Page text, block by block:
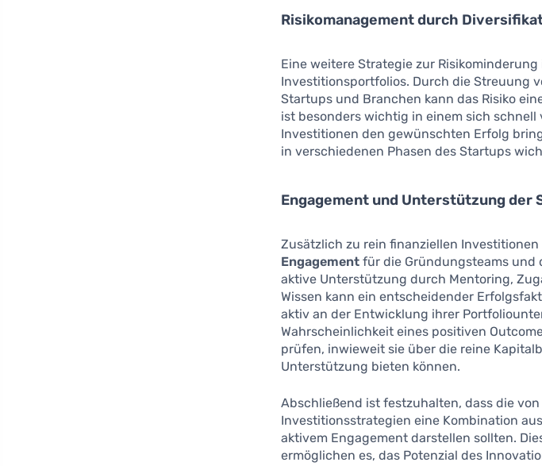
Risikomanagement durch
Eine weitere Strategie zur Risikominderung
Investitionsportfolios. Durch die Streuung
Startups und Branchen kann das Risiko
ist besonders wichtig in einem sich
Investitionen den gewünschten Erfolg
in verschiedenen Phasen des Startups
Engagement und Unterstützung der
Zusätzlich zu rein finanziellen
Engagement für die Gründungsteams und
aktive Unterstützung durch Mentoring,
Wissen kann ein entscheidender
aktiv an der Entwicklung ihrer
Wahrscheinlichkeit eines positiven
prüfen, inwieweit sie über die reine
Unterstützung bieten können.
Abschließend ist festzuhalten, dass die
Investitionsstrategien eine Kombination
aktivem Engagement darstellen sollten.
ermöglichen es, das Potenzial des